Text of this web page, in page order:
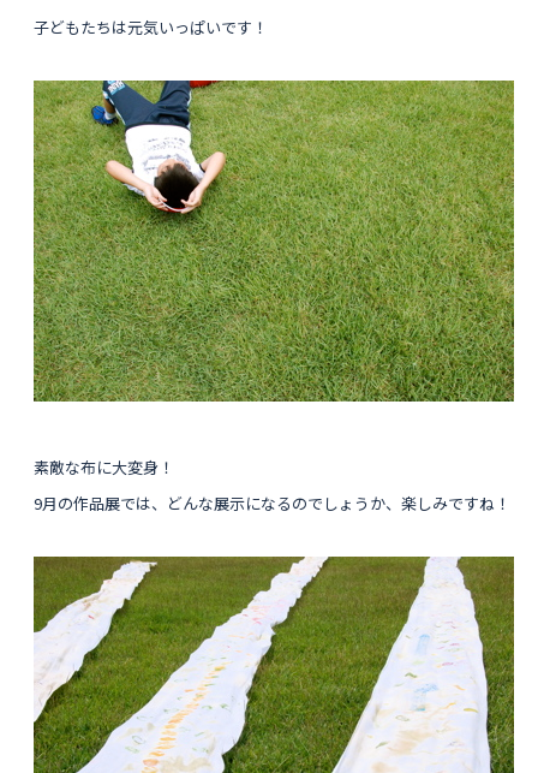
子どもたちは元気いっぱいです！
素敵な布に大変身！
9月の作品展では、どんな展示になるのでしょうか、楽しみですね！